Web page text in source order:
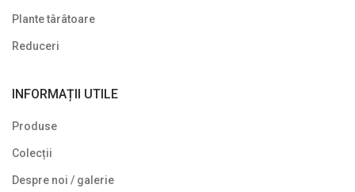
Plante pe picior / pe tijă
Plante pentru garduri vii
Plante târâtoare
Reduceri
INFORMAȚII UTILE
Produse
Colecții
Despre noi / galerie